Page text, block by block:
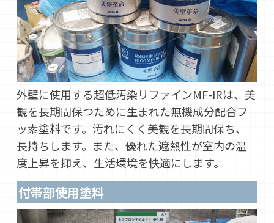
外壁に使用する超低汚染リファインMF-IRは、美
観を長期間保つために生まれた無機成分配合フ
ッ素塗料です。汚れにくく美観を長期間保ち、
長持ちします。また、優れた遮熱性が室内の温
度上昇を抑え、生活環境を快適にします。
付帯部使用塗料